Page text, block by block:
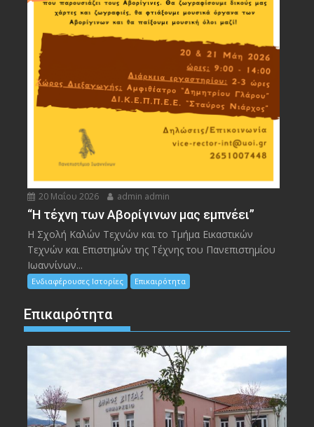
20 Μαΐου 2026 admin admin
“Η τέχνη των Αβορίγινων μας εμπνέει”
Η Σχολή Καλών Τεχνών και το Τμήμα Εικαστικών
Τεχνών και Επιστημών της Τέχνης του Πανεπιστημίου
Ιωαννίνων...
Ενδιαφέρουσες Ιστορίες Επικαιρότητα
Επικαιρότητα